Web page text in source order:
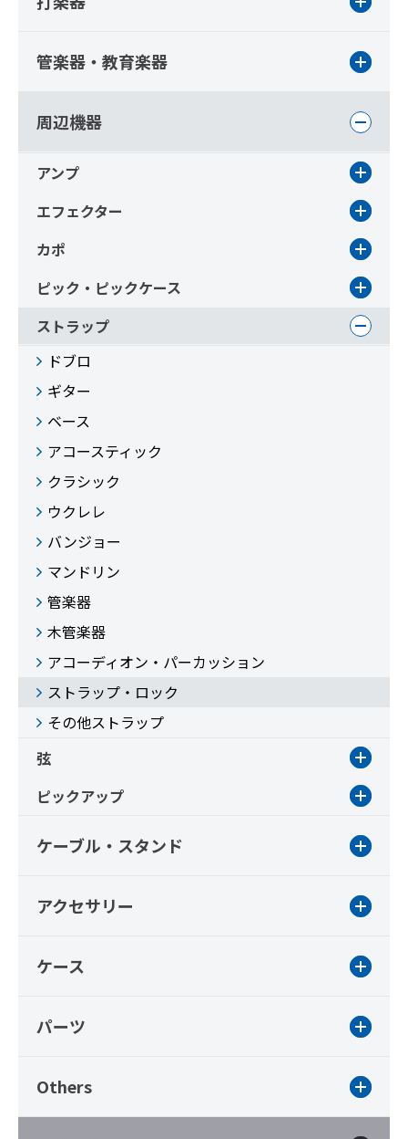
管楽器・教育楽器
周辺機器
アンプ
エフェクター
カポ
ピック・ピックケース
ストラップ
ドブロ
ギター
ベース
アコースティック
クラシック
ウクレレ
バンジョー
マンドリン
管楽器
木管楽器
アコーディオン・パーカッション
ストラップ・ロック
その他ストラップ
弦
ピックアップ
ケーブル・スタンド
アクセサリー
ケース
パーツ
Others